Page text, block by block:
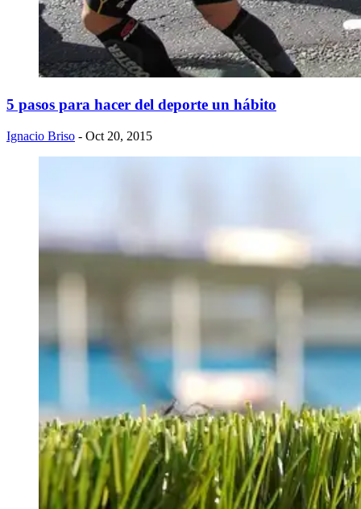
5 pasos para hacer del deporte un hábito
Ignacio Briso - Oct 20, 2015